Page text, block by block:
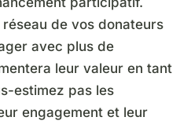
de vos donateurs
avec plus de
leur valeur en tant
estimez pas les
engagement et leur